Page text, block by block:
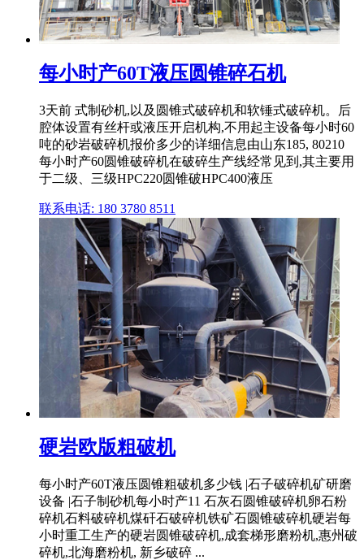
每小时产60T液压圆锥碎石机
3天前 式制砂机,以及圆锥式破碎机和软锤式破碎机。后
腔体设置有丝杆或液压开启机构,不用起主设备每小时60
吨的砂岩破碎机报价多少的详细信息由山东185, 80210
每小时产60圆锥破碎机在破碎生产线经常见到,其主要用
于二级、三级HPC220圆锥破HPC400液压
联系电话: 180 3780 8511
硬岩欧版粗破机
每小时产60T液压圆锥粗破机多少钱 |石子破碎机矿研磨
设备 |石子制砂机每小时产11 石灰石圆锥破碎机卵石粉
碎机石料破碎机煤矸石破碎机铁矿石圆锥破碎机硬岩每
小时重工生产的硬岩圆锥破碎机,成套梯形磨粉机,惠州破
碎机,北海磨粉机, 新乡破碎 ...